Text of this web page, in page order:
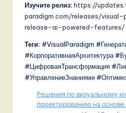
Изучите релиз: https://
paradigm.com/releases/
release-ai-powered-features/
Теги: #VisualParadigm
#КорпоративнаяАрхитектура
#ЦифроваяТрансформация
#УправлениеЗнаниями
Решения по визуальному
проектированию на основе